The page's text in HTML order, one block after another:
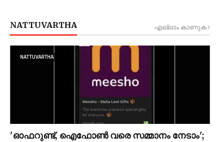
NATTUVARTHA എല്ലാം കാണുക
NATTUVARTHA
'ഓഫറുണ്ട്, ഐഫോണ്‍ വരെ സമ്മാനം നേടാം';